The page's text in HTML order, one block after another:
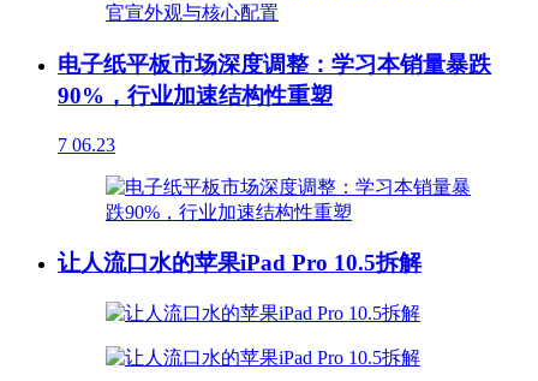
电子纸平板市场深度调整：学习本销量暴跌
90%，行业加速结构性重塑
7 06.23
让人流口水的苹果iPad Pro 10.5拆解